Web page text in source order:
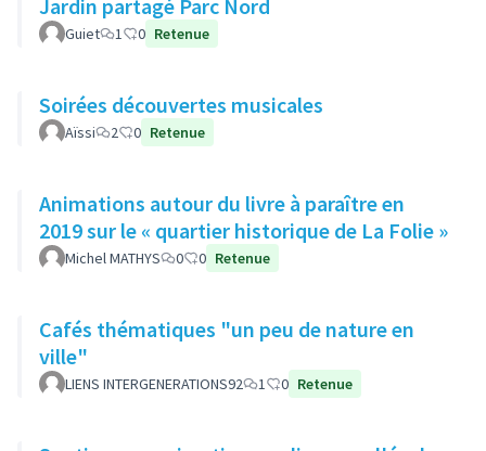
Jardin partagé Parc Nord
Guiet 1 0 Retenue
Soirées découvertes musicales
Aïssi 2 0 Retenue
Animations autour du livre à paraître en
2019 sur le « quartier historique de La Folie »
Michel MATHYS 0 0 Retenue
Cafés thématiques "un peu de nature en
ville"
LIENS INTERGENERATIONS92 1 0 Retenue